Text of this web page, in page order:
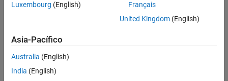
Luxembourg (English)
Français
United Kingdom(English)
Asia-Pacífico
Australia (English)
India (English)